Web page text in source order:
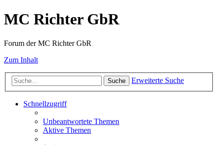
MC Richter GbR
Forum der MC Richter GbR
Zum Inhalt
Suche Erweiterte Suche
Schnellzugriff
Unbeantwortete Themen
Aktive Themen